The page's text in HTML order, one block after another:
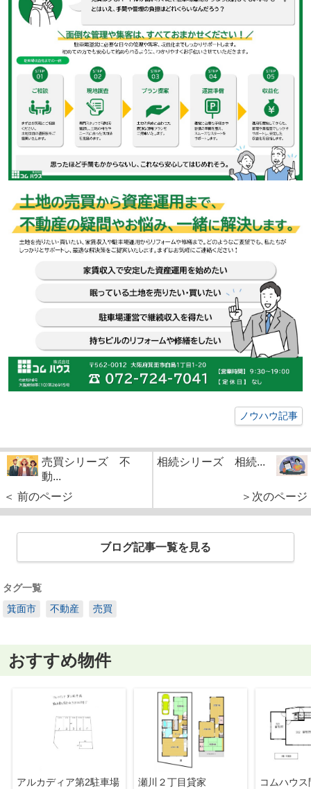
ノウハウ記事
売買シリーズ 不
動...
＜ 前のページ
相続シリーズ 相続...
＞次のページ
ブログ記事一覧を見る
タグ一覧
箕面市
不動産 売買
おすすめ物件
アルカディア第2駐車場
瀬川２丁目貸家